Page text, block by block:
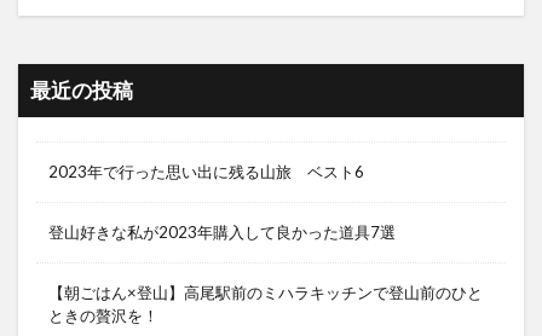
最近の投稿
2023年で行った思い出に残る山旅 ベスト6
登山好きな私が2023年購入して良かった道具7選
【朝ごはん×登山】高尾駅前のミハラキッチンで登山前のひと
ときの贅沢を！